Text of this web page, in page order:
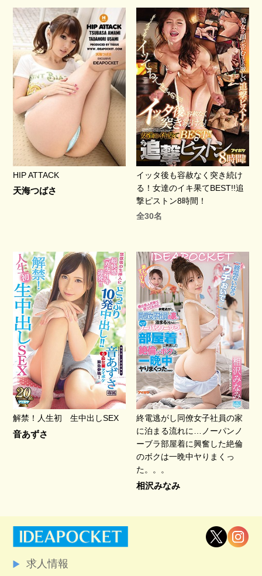
HIP ATTACK
天海つばさ
イッタ後も容赦なく突き続け
る！女達のイキ果てBEST!!追
撃ピストン8時間！
全30名
解禁！人生初 生中出しSEX
音あずさ
終電逃がし同僚女子社員の家
に泊まる流れに…ノーパンノ
ーブラ部屋着に興奮した絶倫
のボクは一晩中ヤりまくっ
た。。。
相沢みなみ
求人情報